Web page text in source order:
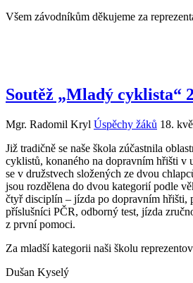
Všem závodníkům děkujeme za
Soutěž „Mladý cyklista“
Mgr. Radomil Kryl Úspěchy žáků 18.
Již tradičně se naše škola zúčastnila
cyklistů, konaného na dopravním hřišti v
se v družstvech složených ze dvou
jsou rozdělena do dvou kategorií podle
čtyř disciplín – jízda po dopravním hřišti,
příslušníci PČR, odborný test, jízda
z první pomoci.
Za mladší kategorii naši školu
Dušan Kyselý